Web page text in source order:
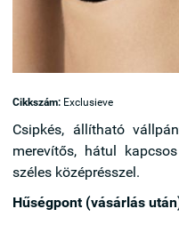
Cikkszám: Exclusieve
Csipkés, állítható
merevítős, hátul
széles középrésszel.
Hűségpont (vásárlás